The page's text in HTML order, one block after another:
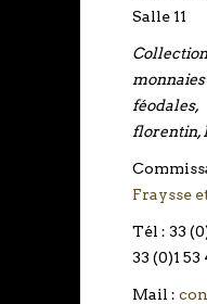
Salle 11
florentin,
Fraysse
Tél : 33
33 (0)1 53
Mail :